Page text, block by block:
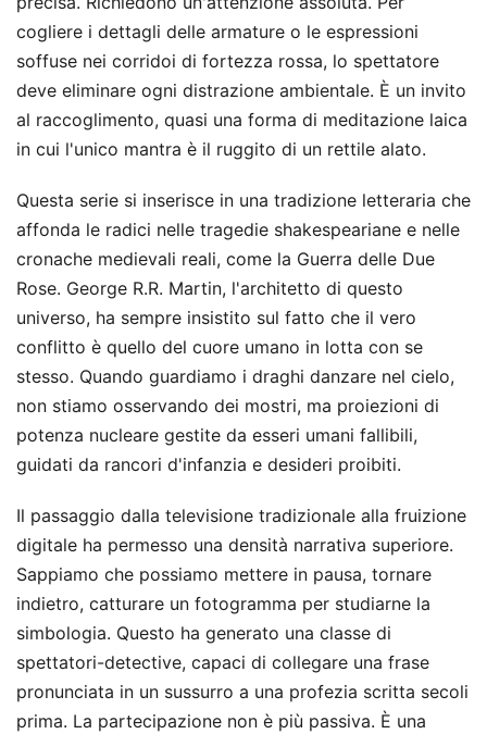
cogliere i dettagli delle armature o le espressioni
soffuse nei corridoi di fortezza rossa, lo spettatore
deve eliminare ogni distrazione ambientale. È un invito
al raccoglimento, quasi una forma di meditazione laica
in cui l'unico mantra è il ruggito di un rettile alato.
Questa serie si inserisce in una tradizione letteraria che
affonda le radici nelle tragedie shakespeariane e nelle
cronache medievali reali, come la Guerra delle Due
Rose. George R.R. Martin, l'architetto di questo
universo, ha sempre insistito sul fatto che il vero
conflitto è quello del cuore umano in lotta con se
stesso. Quando guardiamo i draghi danzare nel cielo,
non stiamo osservando dei mostri, ma proiezioni di
potenza nucleare gestite da esseri umani fallibili,
guidati da rancori d'infanzia e desideri proibiti.
Il passaggio dalla televisione tradizionale alla fruizione
digitale ha permesso una densità narrativa superiore.
Sappiamo che possiamo mettere in pausa, tornare
indietro, catturare un fotogramma per studiarne la
simbologia. Questo ha generato una classe di
spettatori-detective, capaci di collegare una frase
pronunciata in un sussurro a una profezia scritta secoli
prima. La partecipazione non è più passiva. È una